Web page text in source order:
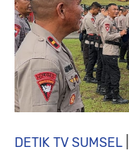
DETIK TV SUMSEL